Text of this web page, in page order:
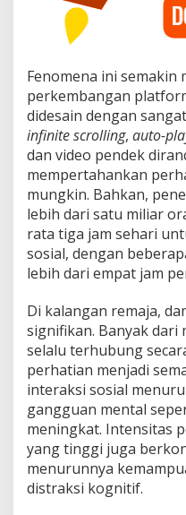
a
l
Fenomena ini semakin
perkembangan
didesain dengan
infinite scrolling, auto-
dan video pendek
mempertahankan
mungkin. Bahkan,
lebih dari satu miliar
rata tiga jam sehari
sosial, dengan
lebih dari empat jam
Di kalangan remaja,
signifikan. Banyak dari
selalu terhubung
perhatian menjadi
interaksi sosial
gangguan mental
meningkat. Intensitas
yang tinggi juga
menurunnya
distraksi kognitif.